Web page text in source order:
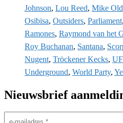
Johnson, Lou Reed, Mike
Osibisa, Outsiders, Parliament,
Ramones, Raymond van het
Roy Buchanan, Santana,
Nugent, Tröckener Kecks,
Underground, World Party,
Nieuwsbrief